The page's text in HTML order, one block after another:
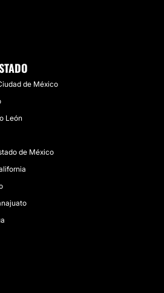
de México
León
de México